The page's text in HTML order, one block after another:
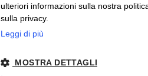
ulteriori informazioni sulla nostra
sulla privacy.
Leggi di più
MOSTRA DETTAGLI